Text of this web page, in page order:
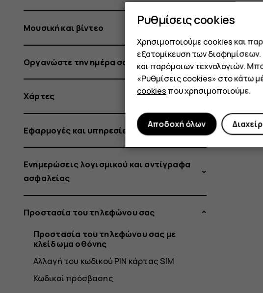
Μουσική και βίντεο
Οργανώστε την ημέρα σας
Χάρτες
Εφαρμογές και υπηρεσίες
Ενημερώσεις λογισμικού και αντίγραφα
ασφαλείας
Προστασία του τηλεφώνου σας
Προστασία του τηλεφώνου σας με
κλείδωμα οθόνης
Αλλαγή του κωδικού PIN κάρτας SIM
Κωδικοί πρόσβασης
Ρυθμίσεις cookies
Χρησιμοποιούμε cookies και
εξατομίκευση των
και παρόμοιων τεχνολογιών.
«Ρυθμίσεις cookies» στο κάτω
cookies που χρησιμοποιούμε.
Αποδοχή όλων